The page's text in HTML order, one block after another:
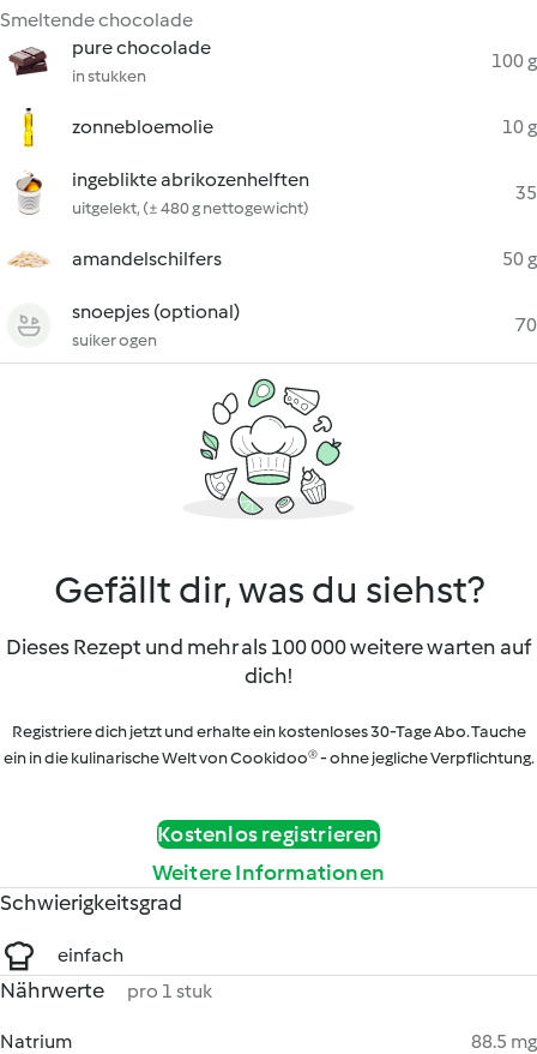
Smeltende chocolade
pure chocolade
in stukken
100 g
zonnebloemolie 10 g
ingeblikte abrikozenhelften
uitgelekt, (± 480 g nettogewicht)
35
amandelschilfers 50 g
snoepjes (optional)
suiker ogen
70
Gefällt dir, was du siehst?
Dieses Rezept und mehr als 100 000 weitere warten auf
dich!
Registriere dich jetzt und erhalte ein kostenloses 30-Tage Abo. Tauche
ein in die kulinarische Welt von Cookidoo® - ohne jegliche Verpflichtung.
Kostenlos registrieren
Weitere Informationen
Schwierigkeitsgrad
einfach
Nährwerte pro 1 stuk
Natrium
88.5 mg